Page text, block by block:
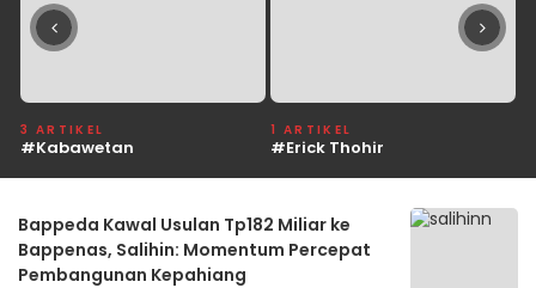
3 ARTIKEL
#Kabawetan
1 ARTIKEL
#Erick Thohir
Bappeda Kawal Usulan Tp182 Miliar ke
Bappenas, Salihin: Momentum Percepat
Pembangunan Kepahiang